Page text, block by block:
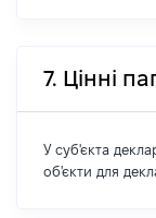
7. Цінні
У суб'єкта
об'єкти для